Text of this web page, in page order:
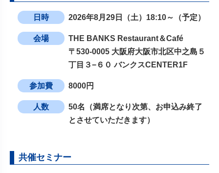
日時 2026年8月29日（土）18:10～（予定）
会場
THE BANKS Restaurant＆Café
〒530-0005 大阪府大阪市北区中之島５
丁目３−６０ バンクスCENTER1F
参加費 8000円
人数
50名（満席となり次第、お申込み終了
とさせていただきます）
共催セミナー